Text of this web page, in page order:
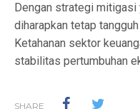
Dengan strategi
diharapkan tetap
Ketahanan sektor
stabilitas pertumbuhan
SHARE